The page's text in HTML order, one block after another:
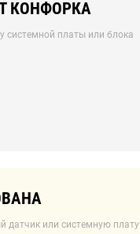
КОНФОРКА
системной платы или блока
датчик или системную плату